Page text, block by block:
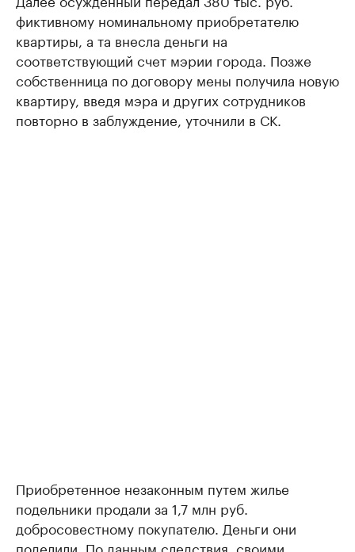
фиктивному номинальному приобретателю
квартиры, а та внесла деньги на
соответствующий счет мэрии города. Позже
собственница по договору мены получила новую
квартиру, введя мэра и других сотрудников
повторно в заблуждение, уточнили в СК.
Приобретенное незаконным путем жилье
подельники продали за 1,7 млн руб.
добросовестному покупателю. Деньги они
поделили. По данным следствия, своими